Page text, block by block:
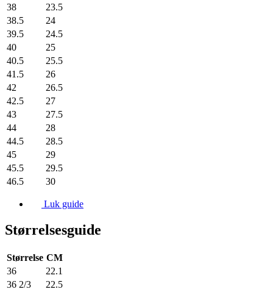
38
23.5
38.5
24
39.5
24.5
40
25
40.5
25.5
41.5
26
42
26.5
42.5
27
43
27.5
44
28
44.5
28.5
45
29
45.5
29.5
46.5
30
Luk guide
Størrelsesguide
Størrelse CM
36
22.1
36 2/3
22.5